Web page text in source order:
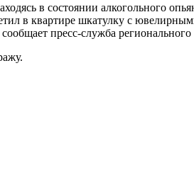
в состоянии алкогольного
в квартире шкатулку с
пресс-служба